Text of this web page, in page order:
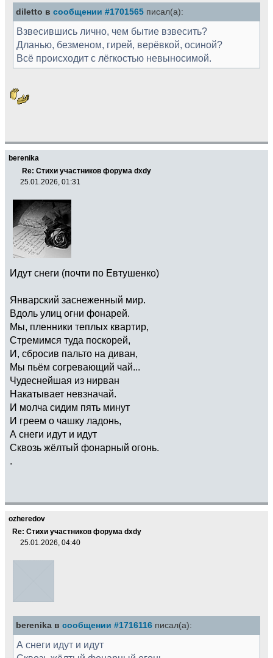
diletto в сообщении #1701565 писал(а):
Взвесившись лично, чем бытие взвесить?
Дланью, безменом, гирей, верёвкой, осиной?
Всё происходит с лёгкостью невыносимой.
berenika
Re: Стихи участников форума dxdy
25.01.2026, 01:31
Идут снеги (почти по Евтушенко)
Январский заснеженный мир.
Вдоль улиц огни фонарей.
Мы, пленники теплых квартир,
Стремимся туда поскорей,
И, сбросив пальто на диван,
Мы пьём согревающий чай...
Чудеснейшая из нирван
Накатывает невзначай.
И молча сидим пять минут
И греем о чашку ладонь,
А снеги идут и идут
Сквозь жёлтый фонарный огонь.
.
ozheredov
Re: Стихи участников форума dxdy
25.01.2026, 04:40
berenika в сообщении #1716116 писал(а):
А снеги идут и идут